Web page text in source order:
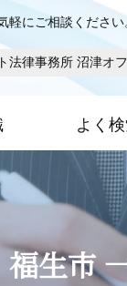
福生市
にご相談ください
法律事務所 沼津オ
よく